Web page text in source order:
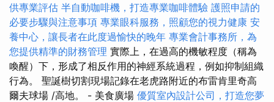
供專業評估 半自動咖啡機，打造專業咖啡體驗 護照申請的
必要步驟與注意事項 專業眼科服務，照顧您的視力健康 安
養中心，讓長者在此度過愉快的晚年 專業會計事務所，為
您提供精準的財務管理 實際上，在過高的機敏程度（稱為
喚醒）下，形成了相反作用的神經系統過程，例如抑制組織
行為。 聖誕樹切割現場記錄在老虎路附近的布雷肯里奇高
爾夫球場 /高地。 - 美食廣場 優質室內設計公司，打造您夢